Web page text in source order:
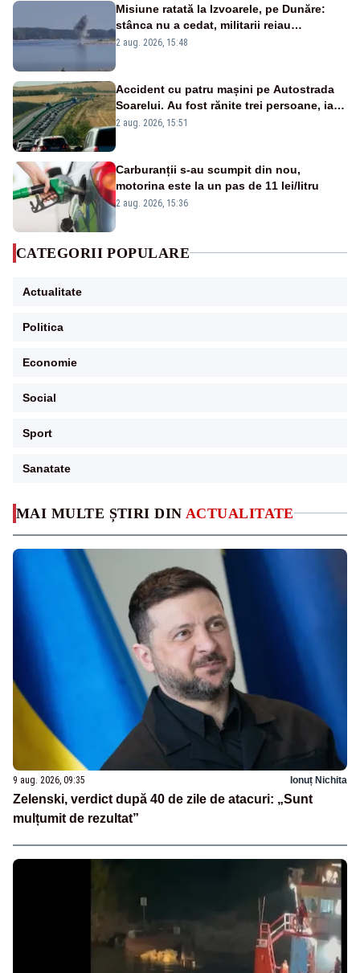
MAI MULTE ȘTIRI DIN ACTUALITATE
9 aug. 2026, 09:35 Ionuț Nichita
Zelenski, verdict după 40 de zile de atacuri: „Sunt
mulțumit de rezultat”
Misiune ratată la Izvoarele, pe Dunăre:
stânca nu a cedat, militarii reiau
detonările luni – VIDEO
2 aug. 2026, 15:48
Accident cu patru mașini pe Autostrada
Soarelui. Au fost rănite trei persoane, iar
traficul se desfășoară cu dificultate
2 aug. 2026, 15:51
Carburanții s-au scumpit din nou,
motorina este la un pas de 11 lei/litru
2 aug. 2026, 15:36
CATEGORII POPULARE
Actualitate
Politica
Economie
Social
Sport
Sanatate